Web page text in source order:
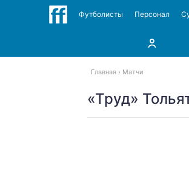
Футболисты Персонал
Главная Матчи
«Труд»